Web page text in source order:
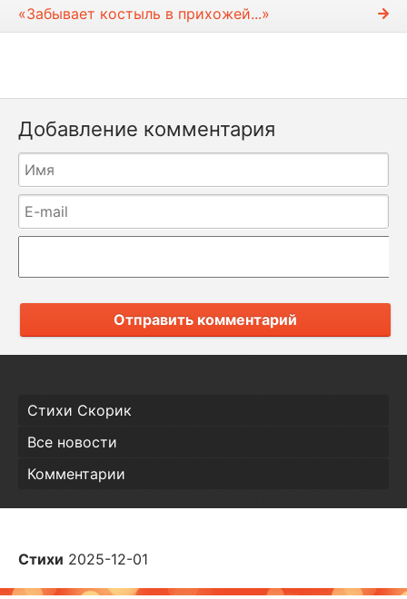
«Забывает костыль в прихожей...»
Добавление комментария
Отправить комментарий
Стихи Скорик
Все новости
Комментарии
Стихи 2025-12-01